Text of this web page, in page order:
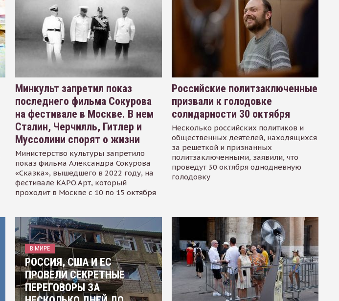
Минкульт запретил показ
последнего фильма Сокурова
на фестивале в Москве. В нем
Сталин, Черчилль, Гитлер и
Муссолини спорят о жизни
Министерство культуры запретило
показ фильма Александра Сокурова
«Сказка», вышедшего в 2022 году, на
фестивале КАРО.Арт, который
проходит в Москве с 10 по 15 октября
Российские политзаключенные
призвали к голодовке
солидарности 30 октября
Несколько российских политиков и
общественных деятелей, находящихся
за решеткой и признанных
политзаключенными, заявили, что
проведут 30 октября однодневную
голодовку
В МИРЕ
РОССИЯ, США И ЕС
ПРОВЕЛИ СЕКРЕТНЫЕ
ПЕРЕГОВОРЫ ЗА